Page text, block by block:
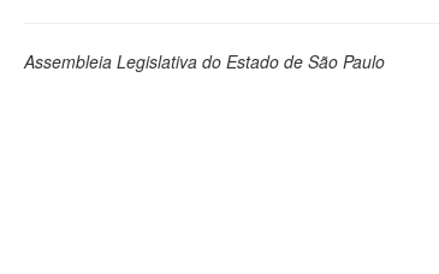
Assembleia Legislativa do Estado de São Paulo